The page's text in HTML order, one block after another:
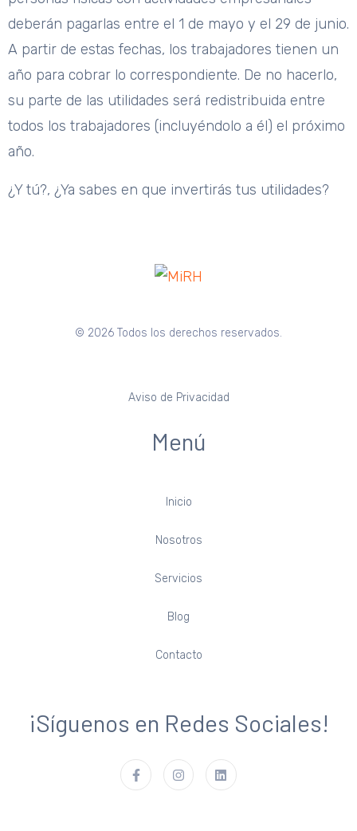
deberán pagarlas entre el 1 de mayo y el 29 de junio.
A partir de estas fechas, los trabajadores tienen un
año para cobrar lo correspondiente. De no hacerlo,
su parte de las utilidades será redistribuida entre
todos los trabajadores (incluyéndolo a él) el próximo
año.
¿Y tú?, ¿Ya sabes en que invertirás tus utilidades?
© 2026 Todos los derechos reservados.
Aviso de Privacidad
Menú
Inicio
Nosotros
Servicios
Blog
Contacto
¡Síguenos en Redes Sociales!